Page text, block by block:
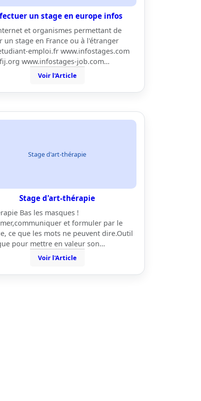
un stage en europe infos
et organismes permettant de
un stage en France ou à l'étranger
emploi.fr www.infostages.com
www.infostages-job.com…
Voir l'Article
Stage d'art-thérapie
Stage d'art-thérapie
Bas les masques !
et formuler par le
ce que les mots ne peuvent dire.Outil
pour mettre en valeur son…
Voir l'Article